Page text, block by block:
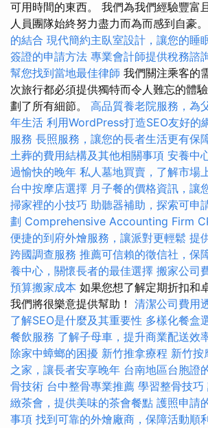
可用時間的東西。 我們為我們經驗豐富
人員團隊始終努力盡力而為而感到自豪。
的結合 現代簡約主臥室設計，讓您的睡
簽證的申請方法 專業會計師提供稅務諮
幫您找到當地最佳律師 我們關注乘客的
次旅行都必須提供獨特而令人難忘的體
劃了所有細節。 高品質養老院服務，為
年生活 利用WordPress打造SEO友好的
服務 長照服務，讓您的長者生活更有保
土葬的費用結構及其他相關事項 安養中
過愉快的晚年 私人墓地買賣，了解市場
台中按摩店選擇 月子餐的價格資訊，讓
掃家裡的小技巧 助聽器補助，探索可申
劃 Comprehensive Accounting Firm
便捷的到府外燴服務，讓派對更輕鬆 提
跨國調查服務 推薦可信賴的徵信社，保
養中心，關懷長者的最佳選擇 搬家公司
預算搬家成本 如果您想了解定期折扣和
我們將很樂意提供幫助！ 清潔公司費用
了解SEO是什麼及其重要性 多樣化餐盒
餐飲服務 了解子母車，提升商業配送效
除家中蟑螂的困擾 新竹推拿療程 新竹按
之家，讓長者安享晚年 台南地區台胞證
骨技術 台中整骨專業推薦 學習整骨技巧
緻茶會，提供美味的茶會餐點 護照申請
事項 找到可靠的外燴廠商，保障活動順